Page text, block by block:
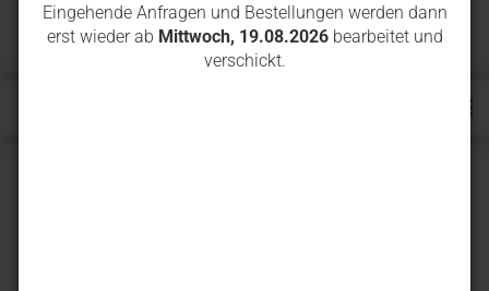
Eingehende Anfragen und Bestellungen werden dann
erst wieder ab Mittwoch, 19.08.2026bearbeitet und
verschickt.